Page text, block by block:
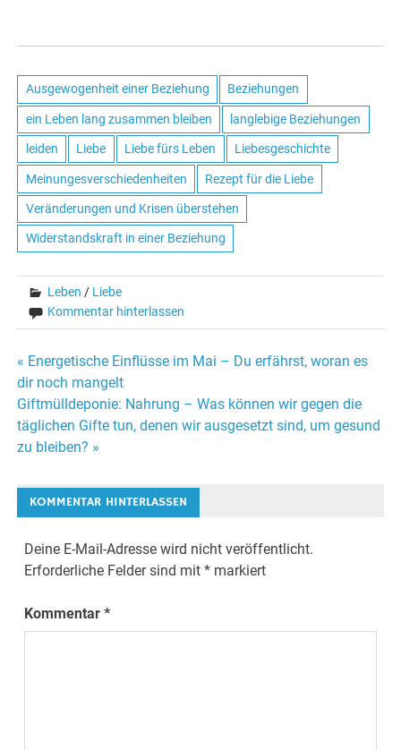
Ausgewogenheit einer Beziehung Beziehungen
ein Leben lang zusammen bleiben langlebige Beziehungen
leiden Liebe Liebe fürs Leben Liebesgeschichte
Meinungesverschiedenheiten Rezept für die Liebe
Veränderungen und Krisen überstehen
Widerstandskraft in einer Beziehung
Leben / Liebe
Kommentar hinterlassen
Beitrags-
Navigation
« Energetische Einflüsse im Mai – Du erfährst, woran es
dir noch mangelt
Giftmülldeponie: Nahrung – Was können wir gegen die
täglichen Gifte tun, denen wir ausgesetzt sind, um gesund
zu bleiben? »
KOMMENTAR HINTERLASSEN
Deine E-Mail-Adresse wird nicht veröffentlicht.
Erforderliche Felder sind mit* markiert
Kommentar*